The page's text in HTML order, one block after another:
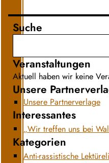
Suche
Veranstaltungen
Aktuell haben wir keine
Unsere
Unsere Partnerverlage
Interessantes
„Wir treffen uns bei
Kategorien
Anti-rassistische